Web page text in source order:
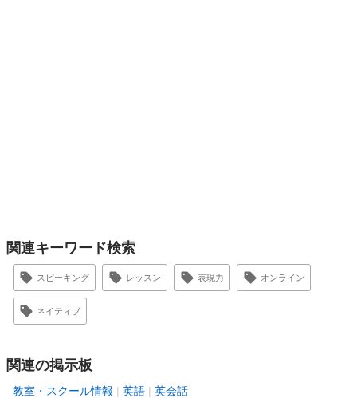
関連キーワード検索
スピーキング レッスン 表現力 オンライン
ネイティブ
関連の掲示板
教室・スクール情報 英語 英会話